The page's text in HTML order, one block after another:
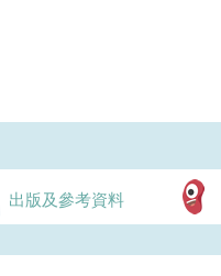
出版及參考資料